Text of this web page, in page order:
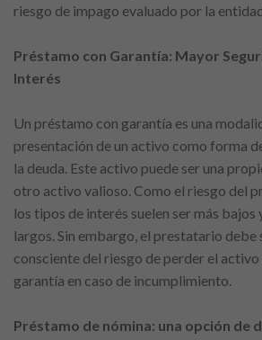
riesgo de impago evaluado por la
Préstamo con Garantía: Mayor
Interés
Un préstamo con garantía es una
presentación de un activo como forma
la deuda. Este activo puede ser una
otro activo valioso. Como el riesgo del
los tipos de interés suelen ser más bajos
largos. Sin embargo, el prestatario debe
consciente del riesgo de perder el
garantía en caso de incumplimiento.
Préstamo de nómina: una opción de